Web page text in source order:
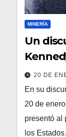
MINERÍA
Un
20 DE
En su
20 de
presentó al
los